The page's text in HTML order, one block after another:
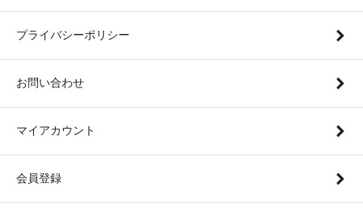
プライバシーポリシー
お問い合わせ
マイアカウント
会員登録